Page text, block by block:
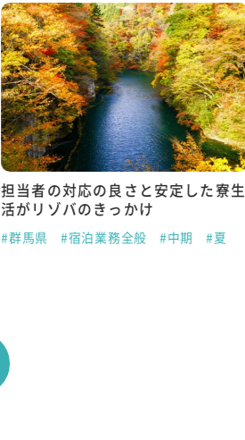
担当者の対応の良さと安定した寮生
活がリゾバのきっかけ
#群馬県 #宿泊業務全般 #中期 #夏